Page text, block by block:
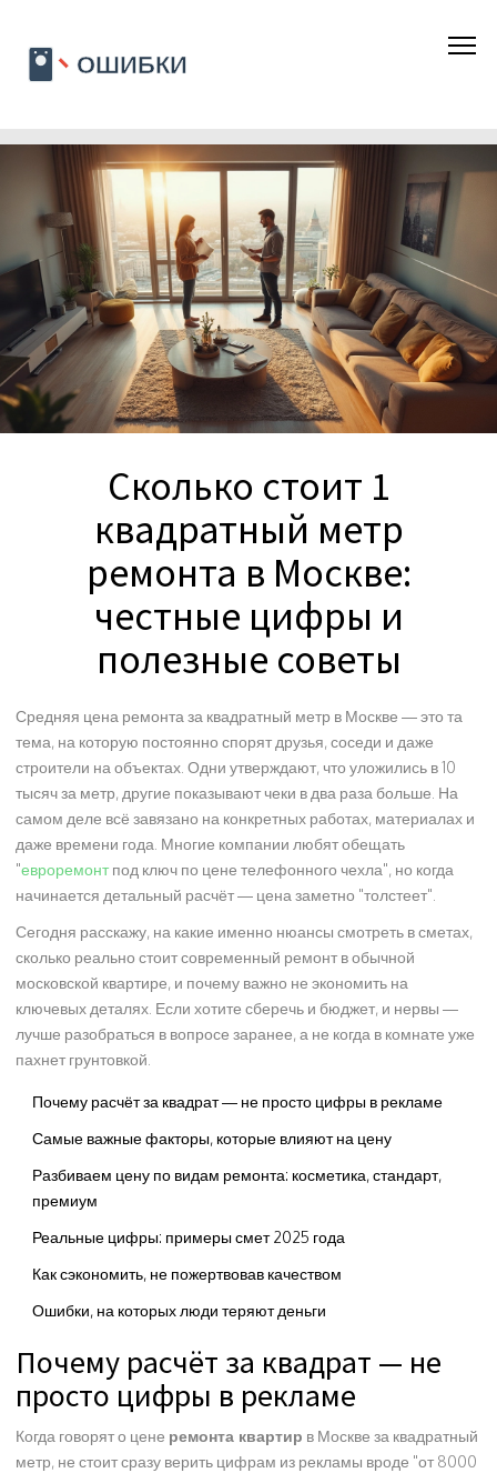
Сколько стоит 1
квадратный метр
ремонта в Москве:
честные цифры и
полезные советы
Средняя цена ремонта за квадратный метр в Москве — это та
тема, на которую постоянно спорят друзья, соседи и даже
строители на объектах. Одни утверждают, что уложились в 10
тысяч за метр, другие показывают чеки в два раза больше. На
самом деле всё завязано на конкретных работах, материалах и
даже времени года. Многие компании любят обещать
"евроремонтпод ключ по цене телефонного чехла", но когда
начинается детальный расчёт — цена заметно "толстеет".
Сегодня расскажу, на какие именно нюансы смотреть в сметах,
сколько реально стоит современный ремонт в обычной
московской квартире, и почему важно не экономить на
ключевых деталях. Если хотите сберечь и бюджет, и нервы —
лучше разобраться в вопросе заранее, а не когда в комнате уже
пахнет грунтовкой.
Почему расчёт за квадрат — не просто цифры в рекламе
Самые важные факторы, которые влияют на цену
Разбиваем цену по видам ремонта: косметика, стандарт,
премиум
Реальные цифры: примеры смет 2025 года
Как сэкономить, не пожертвовав качеством
Ошибки, на которых люди теряют деньги
Почему расчёт за квадрат — не
просто цифры в рекламе
Когда говорят о цене ремонта квартир в Москве за квадратный
метр, не стоит сразу верить цифрам из рекламы вроде "от 8000